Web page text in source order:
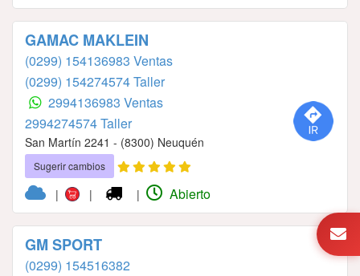
GAMAC MAKLEIN
(0299) 154136983 Ventas
(0299) 154274574 Taller
2994136983 Ventas
2994274574 Taller
San Martín 2241 - (8300) Neuquén
Sugerir cambios
| | | Abierto
GM SPORT
(0299) 154516382